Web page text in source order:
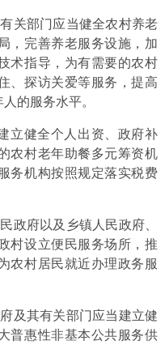
关部门应当健全农村养老
，完善养老服务设施，加
术指导，为有需要的农村
、探访关爱等服务，提高
的服务水平。
立健全个人出资、政府补
农村老年助餐多元筹资机
务机构按照规定落实税费
政府以及乡镇人民政府、
村设立便民服务场所，推
农村居民就近办理政务服
及其有关部门应当建立健
普惠性非基本公共服务供